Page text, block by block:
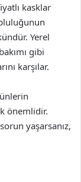
kasklar
Yerel
gibi
karşılar.
önemlidir.
yaşarsanız,